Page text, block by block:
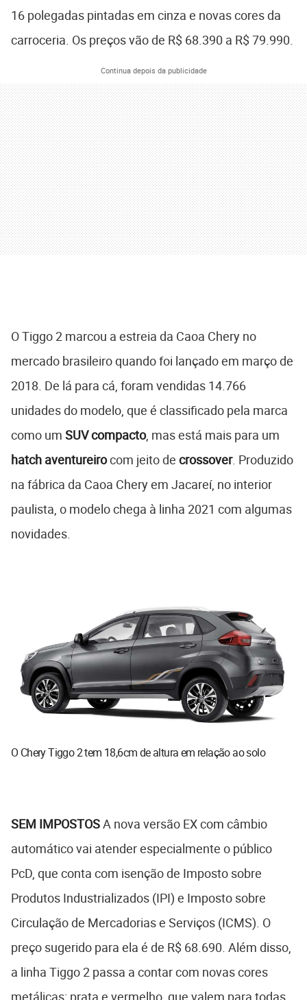
16 polegadas pintadas em cinza e novas cores da
carroceria. Os preços vão de R$ 68.390 a R$ 79.990.
Continua depois da publicidade
O Tiggo 2 marcou a estreia da Caoa Chery no
mercado brasileiro quando foi lançado em março de
2018. De lá para cá, foram vendidas 14.766
unidades do modelo, que é classificado pela marca
como um SUV compacto, mas está mais para um
hatch aventureirocom jeito de crossover. Produzido
na fábrica da Caoa Chery em Jacareí, no interior
paulista, o modelo chega à linha 2021 com algumas
novidades.
O Chery Tiggo 2 tem 18,6cm de altura em relação ao solo
SEM IMPOSTOSA nova versão EX com câmbio
automático vai atender especialmente o público
PcD, que conta com isenção de Imposto sobre
Produtos Industrializados (IPI) e Imposto sobre
Circulação de Mercadorias e Serviços (ICMS). O
preço sugerido para ela é de R$ 68.690. Além disso,
a linha Tiggo 2 passa a contar com novas cores
metálicas: prata e vermelho, que valem para todas